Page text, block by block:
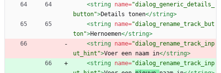
<string name="dialog_generic_details_
button">Details tonen</string>
<string name="dialog_rename_track_but
ton">Hernoemen</string>
<string name="dialog_rename_track_inp
ut_hint">Voer een naam in</string>
<string
name="dialog_rename_track_inp